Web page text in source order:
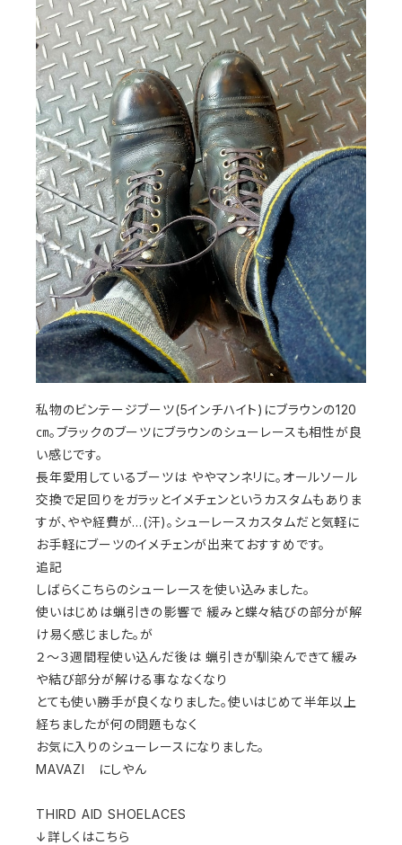
私物のビンテージブーツ(5インチハイト)にブラウンの120
㎝。ブラックのブーツにブラウンのシューレースも相性が良
い感じです。
長年愛用しているブーツは ややマンネリに。オールソール
交換で足回りをガラッとイメチェンというカスタムもありま
すが、やや経費が...(汗)。シューレースカスタムだと気軽に
お手軽にブーツのイメチェンが出来ておすすめです。
追記
しばらくこちらのシューレースを使い込みました。
使いはじめは蝋引きの影響で 緩みと蝶々結びの部分が解
け易く感じました。が
２～３週間程使い込んだ後は 蝋引きが馴染んできて緩み
や結び部分が解ける事ななくなり
とても使い勝手が良くなりました。使いはじめて半年以上
経ちましたが何の問題もなく
お気に入りのシューレースになりました。
MAVAZI にしやん
THIRD AID SHOELACES
↓詳しくはこちら